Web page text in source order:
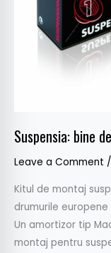
Suspensia: bine
Leave a Comment /
Kitul de montaj
drumurile
Un amortizor tip
montaj pentru